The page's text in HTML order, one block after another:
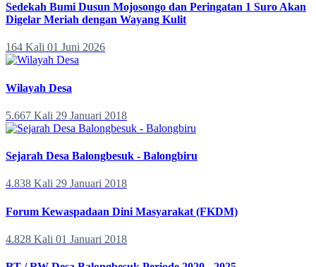
Sedekah Bumi Dusun Mojosongo dan Peringatan 1 Suro Akan
Digelar Meriah dengan Wayang Kulit
164 Kali 01 Juni 2026
Wilayah Desa
5.667 Kali 29 Januari 2018
Sejarah Desa Balongbesuk - Balongbiru
4.838 Kali 29 Januari 2018
Forum Kewaspadaan Dini Masyarakat (FKDM)
4.828 Kali 01 Januari 2018